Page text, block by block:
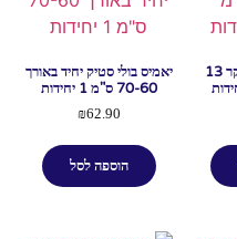
חטיף טבעי לחי בקר 13
יאמיס בולי סטיק יחיד באורך
70-60 ס"מ 1 יחידות
₪62.90
הוספה לסל